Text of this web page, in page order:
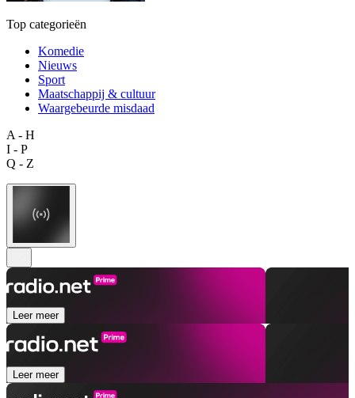
Top categorieën
Komedie
Nieuws
Sport
Maatschappij & cultuur
Waargebeurde misdaad
A - H
I - P
Q - Z
Leer meer
Leer meer